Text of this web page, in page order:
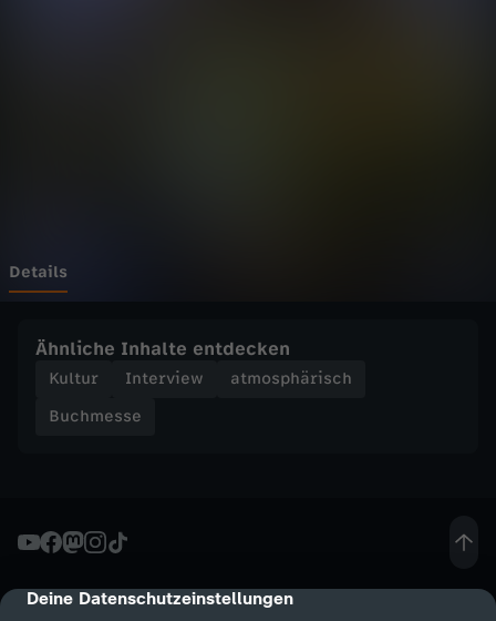
cmp-dialog-description
Deine Datenschutzeinstellungen
s
p
r
h
e
Details
Ähnliche Inhalte entdecken
Kultur Interview
atmosphärisch
Buchmesse